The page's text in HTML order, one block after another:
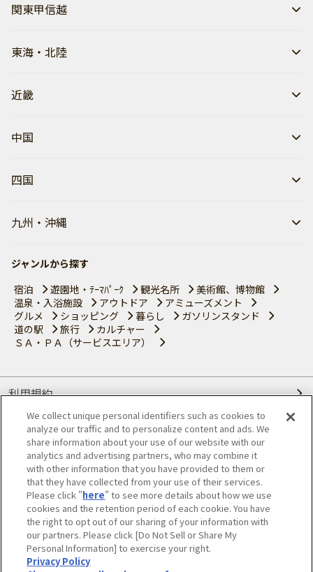
関東甲信越
東海・北陸
近畿
中国
四国
九州・沖縄
ジャンルから探す
宿泊
遊園地・ﾃｰﾏﾊﾟｰｸ 観光名所
美術館、博物館
温泉・入浴施設
アウトドア
アミューズメント
グルメ
ショッピング 暮らし
ガソリンスタンド
道の駅
旅行
カルチャー
ＳＡ・ＰＡ（サービスエリア）
利用規約
個人情報の取り扱いについて
会員優待サービスの提携をご検討の方へ
JAFホームページ
© JAPAN AUTOMOBILE FEDERATION. All rights reserved.
We collect unique personal identifiers such as cookies to
analyze our traffic and to personalize content and ads. We
share information about your use of our website with our
analytics and advertising partners, who may combine it
with other information that you have provided to them or
that they have collected from your use of their services.
Please click "here" to see more details about how we use
cookies and the retention period of each cookie. You have
the right to opt out of our sharing of your information with
our partners. Please click [Do Not Sell or Share My
Personal Information] to exercise your right.
Privacy Policy